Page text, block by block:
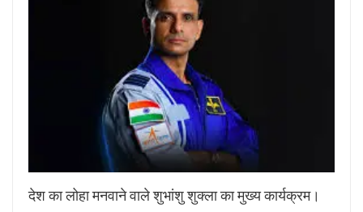
देश का लोहा मनवाने वाले शुभांशु शुक्ला का मुख्य कार्यक्रम।